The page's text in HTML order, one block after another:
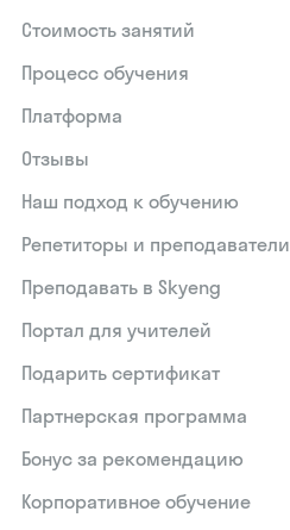
Стоимость занятий
Процесс обучения
Платформа
Отзывы
Наш подход к обучению
Репетиторы и преподаватели
Преподавать в Skyeng
Портал для учителей
Подарить сертификат
Партнерская программа
Бонус за рекомендацию
Корпоративное обучение